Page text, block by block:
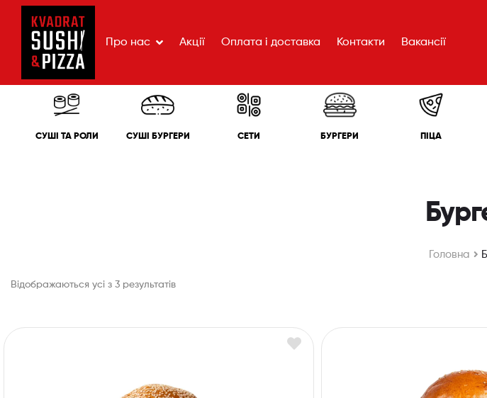
Про нас Акції Оплата і доставка Контакти Вакансії
СУШІ ТА РОЛИ СУШІ БУРГЕРИ СЕТИ БУРГЕРИ ПІЦА
Головна
Відображаються усі з 3 результатів